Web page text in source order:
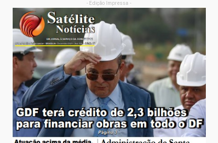
- Edição Impressa -